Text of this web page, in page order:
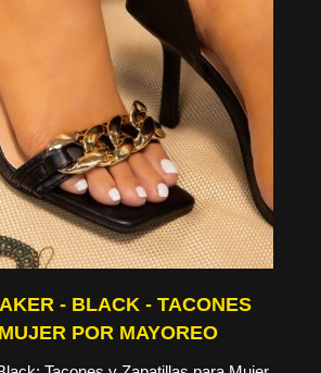
- BLACK - TACONES
POR MAYOREO